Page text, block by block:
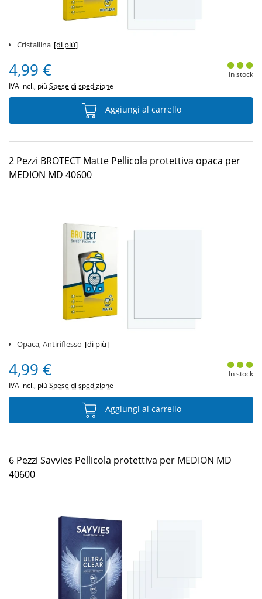
Cristallina [di più]
4,99 €
IVA incl., piùSpese di spedizione
In stock
Aggiungi al carrello
2 Pezzi BROTECT Matte Pellicola protettiva opaca per
MEDION MD 40600
Opaca, Antiriflesso [di più]
4,99 €
IVA incl., piùSpese di spedizione
In stock
Aggiungi al carrello
6 Pezzi Savvies Pellicola protettiva per MEDION MD
40600